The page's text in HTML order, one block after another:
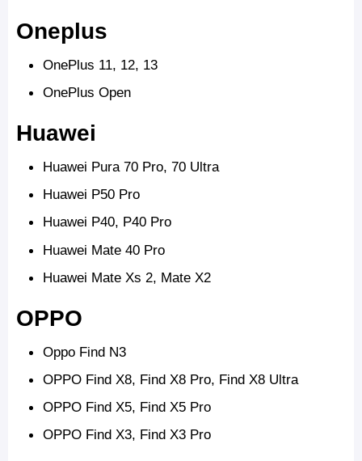
Oneplus
OnePlus 11, 12, 13
OnePlus Open
Huawei
Huawei Pura 70 Pro, 70 Ultra
Huawei P50 Pro
Huawei P40, P40 Pro
Huawei Mate 40 Pro
Huawei Mate Xs 2, Mate X2
OPPO
Oppo Find N3
OPPO Find X8, Find X8 Pro, Find X8 Ultra
OPPO Find X5, Find X5 Pro
OPPO Find X3, Find X3 Pro